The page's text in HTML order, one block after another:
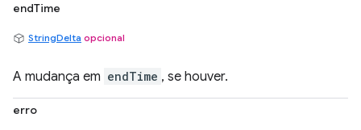
endTime
StringDelta opcional
A mudança em endTime , se houver.
erro